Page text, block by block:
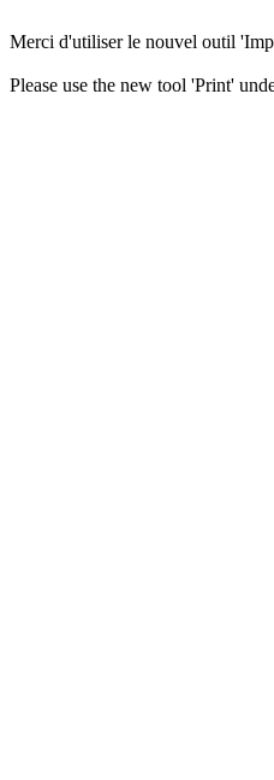
Merci d'utiliser le nouvel outil
Please use the new tool 'Print'